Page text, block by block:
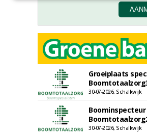
Groeiplaats
30-07-2026, Schalkwijk
Boominspecteur
30-07-2026, Schalkwijk